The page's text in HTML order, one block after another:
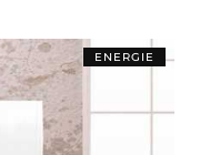
ENERGIE